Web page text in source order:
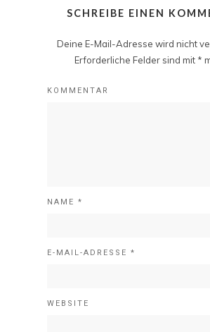
SCHREIBE EINEN
Deine E-Mail-Adresse wird nicht
Erforderliche Felder sind mit *
KOMMENTAR
NAME *
E-MAIL-ADRESSE *
WEBSITE